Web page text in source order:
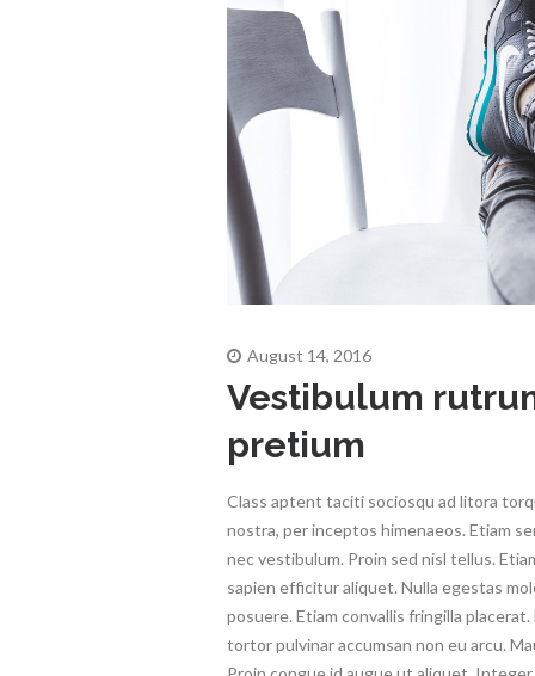
August 14, 2016
Vestibulum
pretium
Class aptent taciti sociosqu ad litora
nostra, per inceptos himenaeos. Etiam
nec vestibulum. Proin sed nisl tellus.
sapien efficitur aliquet. Nulla egestas
posuere. Etiam convallis fringilla
tortor pulvinar accumsan non eu arcu.